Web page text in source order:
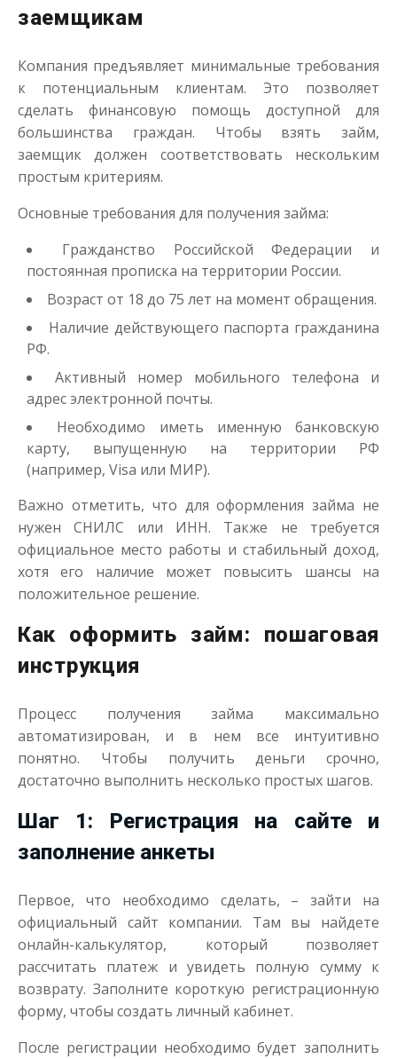
заемщикам
Компания предъявляет минимальные требования
к потенциальным клиентам. Это позволяет
сделать финансовую помощь доступной для
большинства граждан. Чтобы взять займ,
заемщик должен соответствовать нескольким
простым критериям.
Основные требования для получения займа:
Гражданство Российской Федерации и
постоянная прописка на территории России.
Возраст от 18 до 75 лет на момент обращения.
Наличие действующего паспорта гражданина
РФ.
Активный номер мобильного телефона и
адрес электронной почты.
Необходимо иметь именную банковскую
карту, выпущенную на территории РФ
(например, Visa или МИР).
Важно отметить, что для оформления займа не
нужен СНИЛС или ИНН. Также не требуется
официальное место работы и стабильный доход,
хотя его наличие может повысить шансы на
положительное решение.
Как оформить займ: пошаговая
инструкция
Процесс получения займа максимально
автоматизирован, и в нем все интуитивно
понятно. Чтобы получить деньги срочно,
достаточно выполнить несколько простых шагов.
Шаг 1: Регистрация на сайте и
заполнение анкеты
Первое, что необходимо сделать, – зайти на
официальный сайт компании. Там вы найдете
онлайн-калькулятор, который позволяет
рассчитать платеж и увидеть полную сумму к
возврату. Заполните короткую регистрационную
форму, чтобы создать личный кабинет.
После регистрации необходимо будет заполнить